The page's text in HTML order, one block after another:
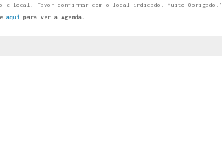
local. Favor confirmar com o local indicado. Muito Obrigado."
aqui para ver a Agenda.